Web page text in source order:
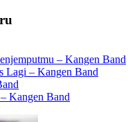
– Kangen Band
Lagi – Kangen Band
Kangen Band